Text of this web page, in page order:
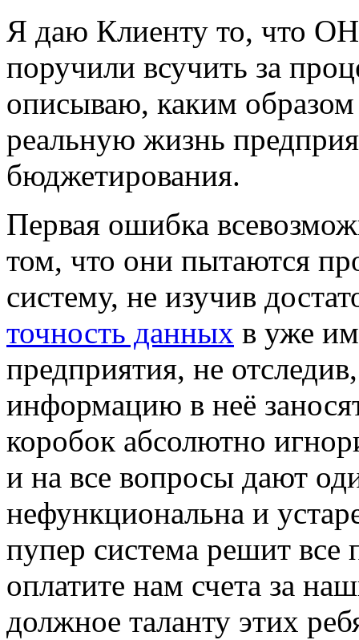
Я даю Клиенту то, что
поручили всучить за
описываю, каким
реальную жизнь
бюджетирования.
Первая ошибка
том, что они пытаются
систему, не изучив
точность данных в уже
предприятия, не
информацию в неё
коробок абсолютно
и на все вопросы дают
нефункциональна и
пупер система решит
оплатите нам счета за
должное таланту этих